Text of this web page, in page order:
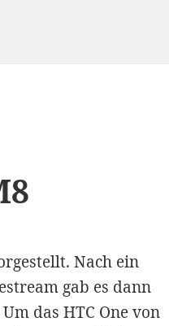
Nach ein
gab es dann
das HTC One von